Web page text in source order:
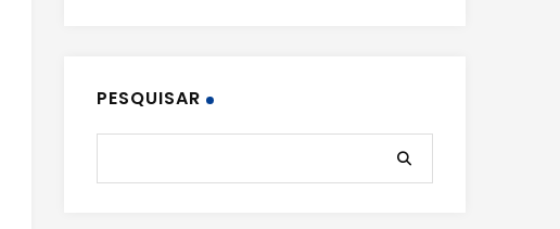
PESQUISAR